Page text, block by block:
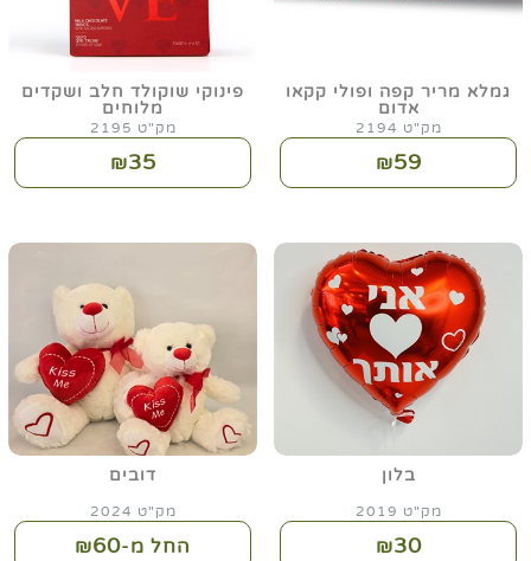
גמלא מריר קפה ופולי קקאו
אדום
מק"ט 2194
₪59
פינוקי שוקולד חלב ושקדים
מלוחים
מק"ט 2195
₪35
בלון
מק"ט 2019
₪30
דובים
מק"ט 2024
החל מ-₪60